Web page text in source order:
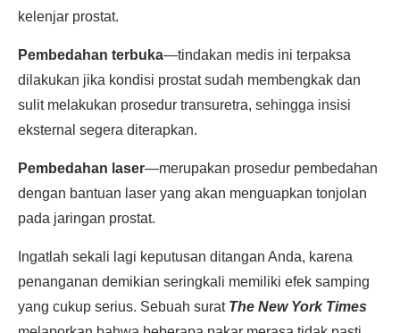
kelenjar prostat.
Pembedahan terbuka—tindakan medis ini terpaksa
dilakukan jika kondisi prostat sudah membengkak dan
sulit melakukan prosedur transuretra, sehingga insisi
eksternal segera diterapkan.
Pembedahan laser—merupakan prosedur pembedahan
dengan bantuan laser yang akan menguapkan tonjolan
pada jaringan prostat.
Ingatlah sekali lagi keputusan ditangan Anda, karena
penanganan demikian seringkali memiliki efek samping
yang cukup serius. Sebuah surat The New York Times